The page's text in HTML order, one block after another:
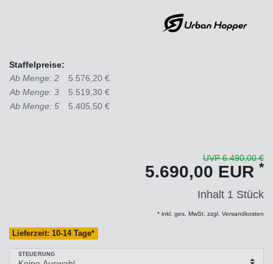
Staffelpreise:
Ab Menge: 2
5.576,20 €
Ab Menge: 3
5.519,30 €
Ab Menge: 5
5.405,50 €
UVP 6.490,00 €
5.690,00 EUR *
Inhalt 1 Stück
* inkl. ges. MwSt. zzgl. Versandkosten
Lieferzeit: 10-14 Tage*
STEUERUNG